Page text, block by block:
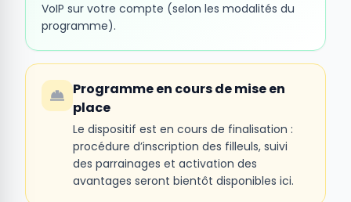
VoIP sur votre compte (selon les modalités du
programme).
Programme en cours de mise en
place
Le dispositif est en cours de finalisation :
procédure d’inscription des filleuls, suivi
des parrainages et activation des
avantages seront bientôt disponibles ici.